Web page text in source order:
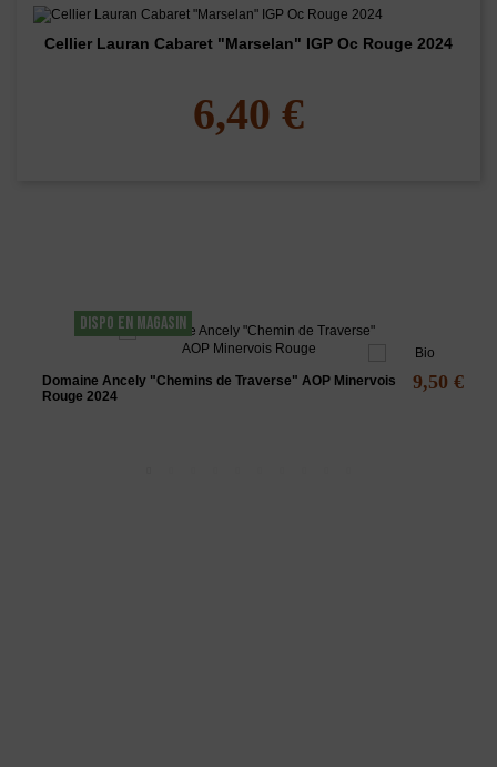
Cellier Lauran Cabaret "Marselan" IGP Oc Rouge 2024
6,40 €
DISPO EN MAGASIN
Domaine Ancely "Chemins de Traverse" AOP Minervois
Rouge 2024
9,50 €